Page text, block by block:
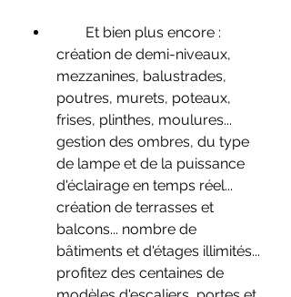
création de demi-niveaux,
mezzanines, balustrades,
poutres, murets, poteaux,
frises, plinthes, moulures...
gestion des ombres, du type
de lampe et de la puissance
d'éclairage en temps réel...
création de terrasses et
balcons... nombre de
bâtiments et d'étages illimités...
profitez des centaines de